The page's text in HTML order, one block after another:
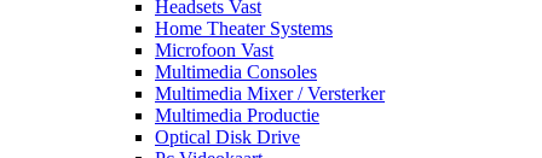
Headsets Vast
Home Theater Systems
Microfoon Vast
Multimedia Consoles
Multimedia Mixer / Versterker
Multimedia Productie
Optical Disk Drive